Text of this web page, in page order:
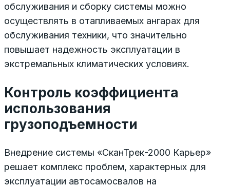
обслуживания и сборку системы можно
осуществлять в отапливаемых ангарах для
обслуживания техники, что значительно
повышает надежность эксплуатации в
экстремальных климатических условиях.
Контроль коэффициента
использования
грузоподъемности
Внедрение системы «СканТрек-2000 Карьер»
решает комплекс проблем, характерных для
эксплуатации автосамосвалов на